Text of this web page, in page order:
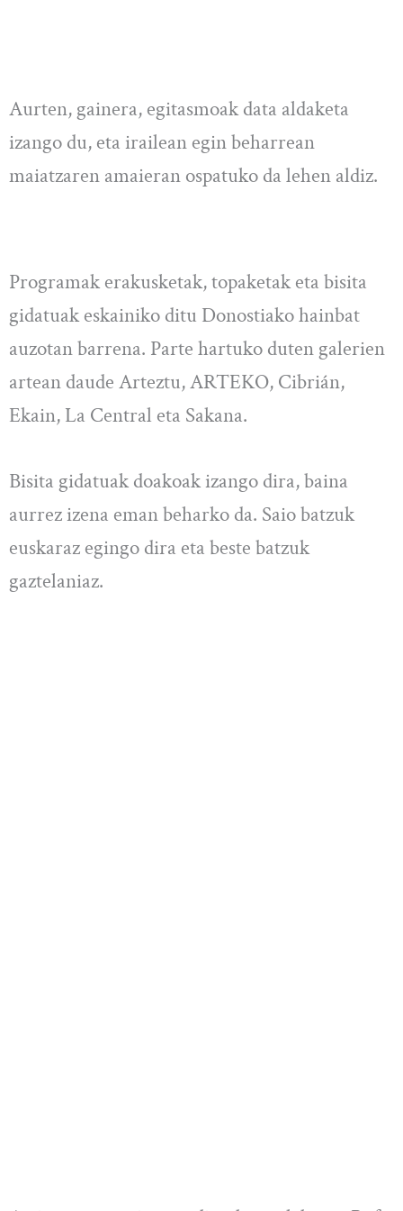
Aurten, gainera, egitasmoak data aldaketa
izango du, eta irailean egin beharrean
maiatzaren amaieran ospatuko da lehen aldiz.
Programak erakusketak, topaketak eta bisita
gidatuak eskainiko ditu Donostiako hainbat
auzotan barrena. Parte hartuko duten galerien
artean daude Arteztu, ARTEKO, Cibrián,
Ekain, La Central eta Sakana.
Bisita gidatuak doakoak izango dira, baina
aurrez izena eman beharko da. Saio batzuk
euskaraz egingo dira eta beste batzuk
gaztelaniaz.